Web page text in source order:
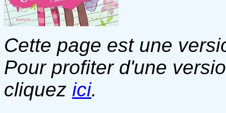
Cette page est une
Pour profiter d'une
cliquez ici.